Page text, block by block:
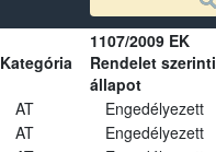
Kategória
1107/2009 EK
Rendelet szerinti
állapot
AT Engedélyezett
AT Engedélyezett